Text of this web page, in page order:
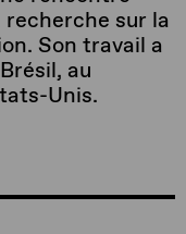
sur la
Son travail a
au
Unis.